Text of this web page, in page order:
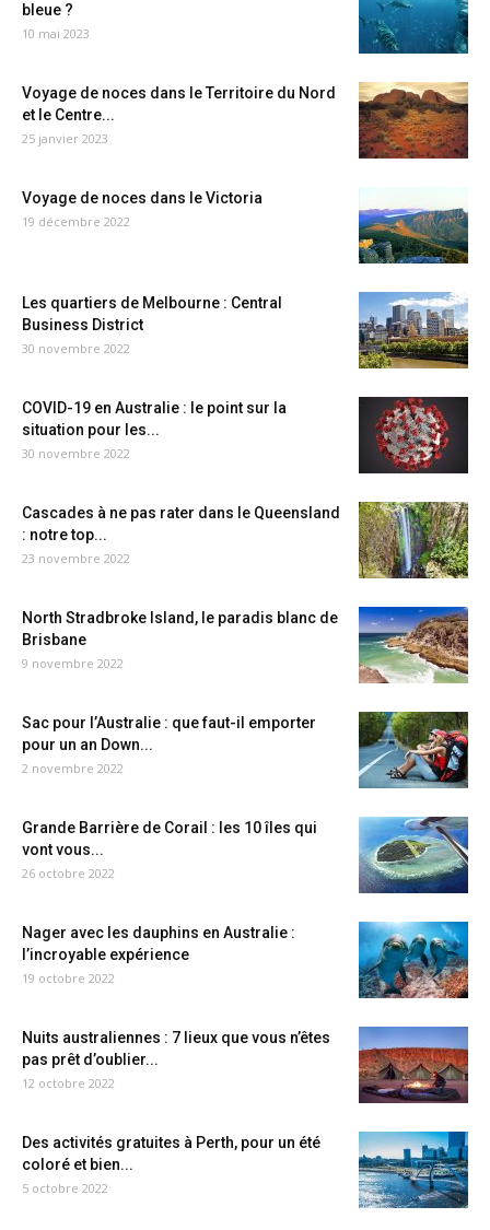
bleue ?
10 mai 2023
Voyage de noces dans le Territoire du Nord
et le Centre...
25 janvier 2023
Voyage de noces dans le Victoria
19 décembre 2022
Les quartiers de Melbourne : Central
Business District
30 novembre 2022
COVID-19 en Australie : le point sur la
situation pour les...
30 novembre 2022
Cascades à ne pas rater dans le Queensland
: notre top...
23 novembre 2022
North Stradbroke Island, le paradis blanc de
Brisbane
9 novembre 2022
Sac pour l’Australie : que faut-il emporter
pour un an Down...
2 novembre 2022
Grande Barrière de Corail : les 10 îles qui
vont vous...
26 octobre 2022
Nager avec les dauphins en Australie :
l’incroyable expérience
19 octobre 2022
Nuits australiennes : 7 lieux que vous n’êtes
pas prêt d’oublier...
12 octobre 2022
Des activités gratuites à Perth, pour un été
coloré et bien...
5 octobre 2022